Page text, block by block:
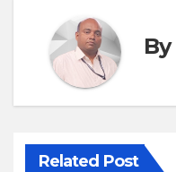
By
Related Post